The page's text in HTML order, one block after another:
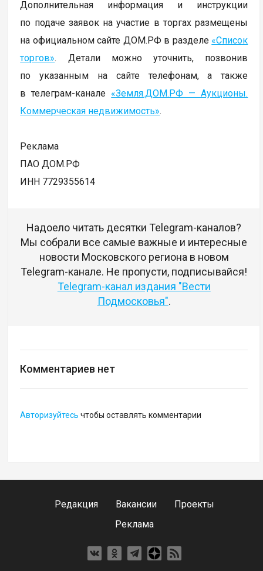
Дополнительная информация и инструкции
по подаче заявок на участие в торгах размещены
на официальном сайте ДОМ.РФ в разделе «Список
торгов». Детали можно уточнить, позвонив
по указанным на сайте телефонам, а также
в телеграм-канале «Земля.ДОМ.РФ — Аукционы.
Коммерческая недвижимость».
Реклама
ПАО ДОМ.РФ
ИНН 7729355614
Надоело читать десятки Telegram-каналов?
Мы собрали все самые важные и интересные
новости Московского региона в новом
Telegram-канале. Не пропусти, подписывайся!
Telegram-канал издания "Вести
Подмосковья".
Комментариев нет
Авторизуйтесь чтобы оставлять комментарии
Редакция Вакансии
Проекты
Реклама